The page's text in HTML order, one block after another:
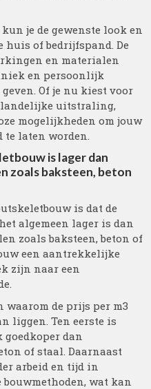
je de gewenste look en
of bedrijfspand. De
en materialen
en persoonlijk
Of je nu kiest voor
landelijke uitstraling,
mogelijkheden om jouw
laten worden.
is lager dan
zoals baksteen, beton
is dat de
algemeen lager is dan
zoals baksteen, beton of
een aantrekkelijke
zijn naar een
de prijs per m3
liggen. Ten eerste is
dan
of staal. Daarnaast
arbeid en tijd in
wat kan